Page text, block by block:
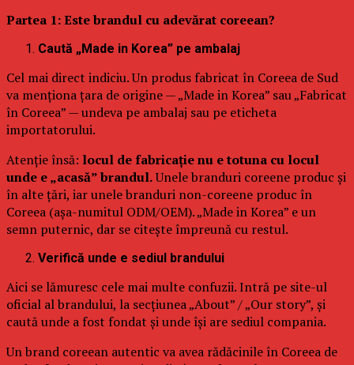
Partea 1: Este brandul cu adevărat coreean?
Caută „Made in Korea” pe ambalaj
Cel mai direct indiciu. Un produs fabricat în Coreea de Sud
va menționa țara de origine — „Made in Korea” sau „Fabricat
în Coreea” — undeva pe ambalaj sau pe eticheta
importatorului.
Atenție însă: locul de fabricație nu e totuna cu locul
unde e „acasă” brandul.Unele branduri coreene produc și
în alte țări, iar unele branduri non-coreene produc în
Coreea (așa-numitul ODM/OEM). „Made in Korea” e un
semn puternic, dar se citește împreună cu restul.
Verifică unde e sediul brandului
Aici se lămuresc cele mai multe confuzii. Intră pe site-ul
oficial al brandului, la secțiunea „About” / „Our story”, și
caută unde a fost fondat și unde își are sediul compania.
Un brand coreean autentic va avea rădăcinile în Coreea de